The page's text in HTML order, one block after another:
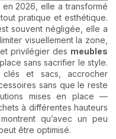
2026, elle a transformé
pratique et esthétique.
souvent négligée, elle a
visuellement la zone,
privilégier des meubles
sans sacrifier le style.
et sacs, accrocher
sans que le reste
mises en place —
à différentes hauteurs
qu’avec un peu
être optimisé.